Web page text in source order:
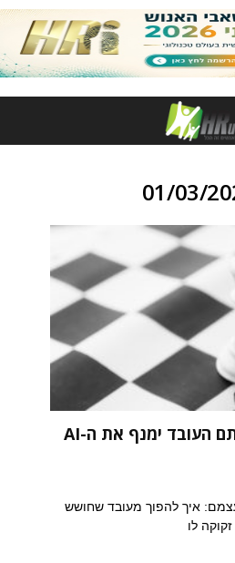
3 עקרונות הבסיס בעזרתם העובד ימנף את ה-AI
איך להפוך מעובד שחושש